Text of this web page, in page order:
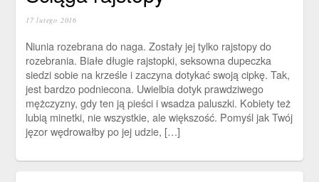
17 lutego 2016
Niunia rozebrana do naga. Zostały jej tylko rajstopy do
rozebrania. Białe długie rajstopki, seksowna dupeczka
siedzi sobie na krześle i zaczyna dotykać swoją cipkę. Tak,
jest bardzo podniecona. Uwielbia dotyk prawdziwego
mężczyzny, gdy ten ją pieści i wsadza paluszki. Kobiety też
lubią minetki, nie wszystkie, ale większość. Pomyśl jak Twój
jęzor wędrowałby po jej udzie, […]